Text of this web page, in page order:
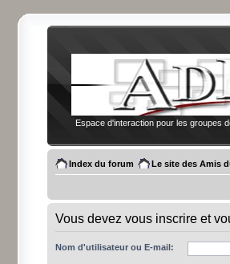
Espace d'interaction pour les groupes
Index du forum Le site des Amis
Vous devez vous inscrire et
Nom d'utilisateur ou E-mail: